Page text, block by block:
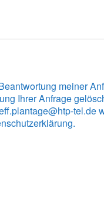
meiner
Ihrer Anfrage
tel.de